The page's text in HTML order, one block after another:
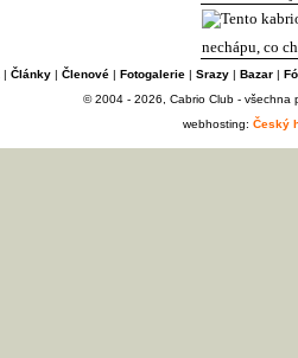
nechápu, co
| Články| Členové| Fotogalerie| Srazy| Bazar|
© 2004 - 2026, Cabrio Club - všechna
webhosting: Český